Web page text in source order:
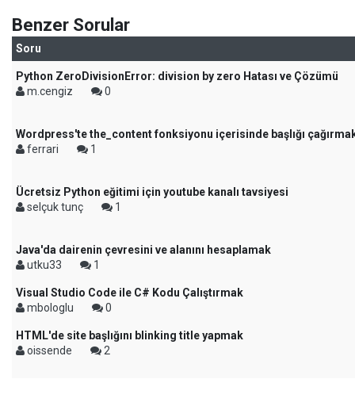
Benzer Sorular
Soru
Python ZeroDivisionError: division by zero Hatası ve Çözümü
m.cengiz
0
Wordpress'te the_content fonksiyonu içerisinde başlığı
ferrari
1
Ücretsiz Python eğitimi için youtube kanalı tavsiyesi
selçuk tunç
1
Java'da dairenin çevresini ve alanını hesaplamak
utku33
1
Visual Studio Code ile C# Kodu Çalıştırmak
mbologlu
0
HTML'de site başlığını blinking title yapmak
oissende
2